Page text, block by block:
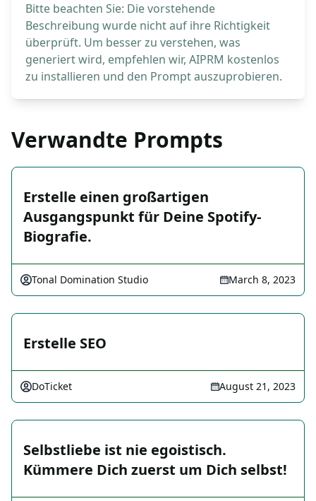
Bitte beachten Sie: Die vorstehende
Beschreibung wurde nicht auf ihre Richtigkeit
überprüft. Um besser zu verstehen, was
generiert wird, empfehlen wir, AIPRM kostenlos
zu installieren und den Prompt auszuprobieren.
Verwandte Prompts
Erstelle einen großartigen
Ausgangspunkt für Deine Spotify-
Biografie.
Tonal Domination Studio March 8, 2023
Erstelle SEO
DoTicket August 21, 2023
Selbstliebe ist nie egoistisch.
Kümmere Dich zuerst um Dich selbst!